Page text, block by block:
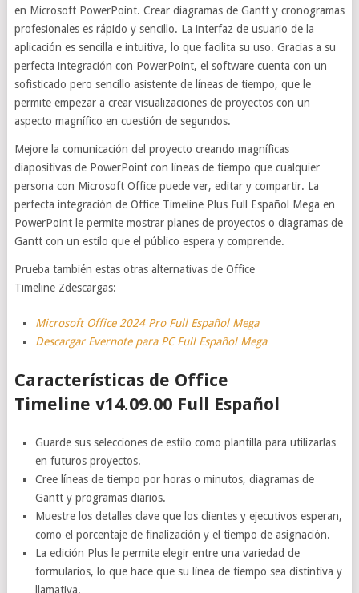
en Microsoft PowerPoint. Crear diagramas de Gantt y cronogramas
profesionales es rápido y sencillo. La interfaz de usuario de la
aplicación es sencilla e intuitiva, lo que facilita su uso. Gracias a su
perfecta integración con PowerPoint, el software cuenta con un
sofisticado pero sencillo asistente de líneas de tiempo, que le
permite empezar a crear visualizaciones de proyectos con un
aspecto magnífico en cuestión de segundos.
Mejore la comunicación del proyecto creando magníficas
diapositivas de PowerPoint con líneas de tiempo que cualquier
persona con Microsoft Office puede ver, editar y compartir. La
perfecta integración de Office Timeline Plus Full Español Mega en
PowerPoint le permite mostrar planes de proyectos o diagramas de
Gantt con un estilo que el público espera y comprende.
Prueba también estas otras alternativas de Office
Timeline Zdescargas:
Microsoft Office 2024 Pro Full Español Mega
Descargar Evernote para PC Full Español Mega
Características de Office
Timeline v14.09.00 Full Español
Guarde sus selecciones de estilo como plantilla para utilizarlas
en futuros proyectos.
Cree líneas de tiempo por horas o minutos, diagramas de
Gantt y programas diarios.
Muestre los detalles clave que los clientes y ejecutivos esperan,
como el porcentaje de finalización y el tiempo de asignación.
La edición Plus le permite elegir entre una variedad de
formularios, lo que hace que su línea de tiempo sea distintiva y
llamativa.